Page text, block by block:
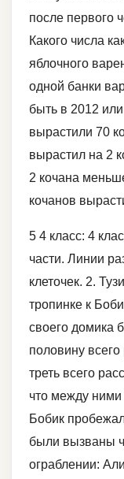
после первого
Какого числа
яблочного
одной банки
быть в 2012
вырастили 70
вырастил на 2
2 кочана
кочанов
5 4 класс: 4
части. Линии
клеточек. 2.
тропинке к
своего домика
половину
треть всего
что между
Бобик
были вызваны
ограблении: